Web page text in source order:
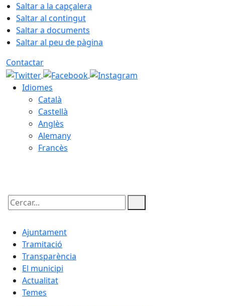
Saltar a la capçalera
Saltar al contingut
Saltar a documents
Saltar al peu de pàgina
Contactar
Idiomes
Català
Castellà
Anglès
Alemany
Francès
Cercar:
Ajuntament
Tramitació
Transparència
El municipi
Actualitat
Temes